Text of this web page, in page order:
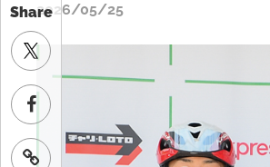
Share2026/05/25